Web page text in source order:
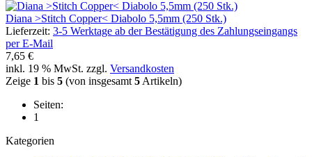
Diana >Stitch Copper< Diabolo 5,5mm (250 Stk.)
Lieferzeit: 3-5 Werktage ab der Bestätigung des Zahlungseingangs
per E-Mail
7,65 €
inkl. 19 % MwSt. zzgl. Versandkosten
Zeige 1 bis 5 (von insgesamt 5 Artikeln)
Seiten:
1
Kategorien